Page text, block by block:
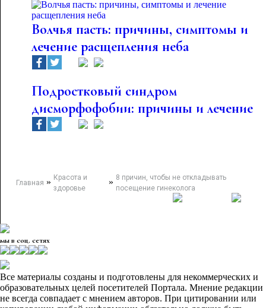
Волчья пасть: причины, симптомы и
лечение расщепления неба
Подростковый синдром
дисморфофобии: причины и лечение
Главная » Красота и
здоровье
» 8 причин, чтобы не откладывать
посещение гинеколога
мы в соц. сетях
Все материалы созданы и подготовлены для некоммерческих и
образовательных целей посетителей Портала. Мнение редакции
не всегда совпадает с мнением авторов. При цитировании или